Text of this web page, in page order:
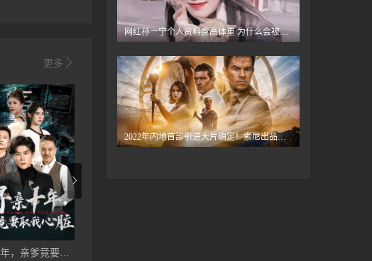
更多
772
网红孙一宁个人资料身高体重 为什么会被央视点名
2022年内地首部引进大片确定！索尼出品，“蜘蛛侠”主演